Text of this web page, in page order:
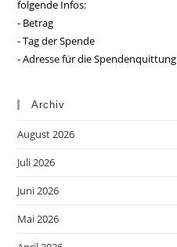
folgende Infos:
- Betrag
- Tag der Spende
- Adresse für die Spendenquittung
Archiv
August 2026
Juli 2026
Juni 2026
Mai 2026